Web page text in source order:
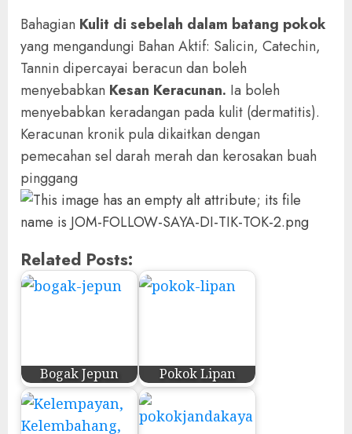
Bahagian Kulit di sebelah dalam batang pokok
yang mengandungi Bahan Aktif: Salicin, Catechin,
Tannin dipercayai beracun dan boleh
menyebabkan Kesan Keracunan. Ia boleh
menyebabkan keradangan pada kulit (dermatitis).
Keracunan kronik pula dikaitkan dengan
pemecahan sel darah merah dan kerosakan buah
pinggang
Related Posts:
Bogak Jepun Pokok Lipan